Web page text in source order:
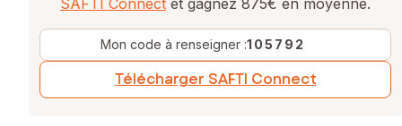
Mon code à renseigner :105792
Télécharger SAFTI Connect